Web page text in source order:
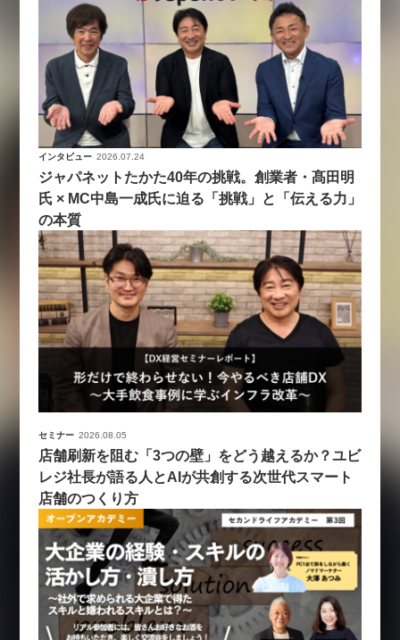
インタビュー 2026.07.24
ジャパネットたかた40年の挑戦。創業者・髙田明
氏 × MC中島一成氏に迫る「挑戦」と「伝える力」
の本質
セミナー 2026.08.05
店舗刷新を阻む「3つの壁」をどう越えるか？ユビ
レジ社長が語る人とAIが共創する次世代スマート
店舗のつくり方